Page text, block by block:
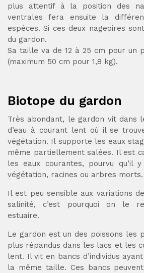
plus attentif à la position des
ventrales fera ensuite la
espèces. Si ces deux nageoires
du gardon.
Sa taille va de 12 à 25 cm pour un
(maximum 50 cm pour 1,8 kg).
Biotope du gardon
Très abondant, le gardon vit dans
d’eau à courant lent où il se
végétation. Il supporte les eaux
même partiellement salées. Il est
les eaux courantes, pourvu qu’il
végétation, racines ou arbres morts.
Il est peu sensible aux variations
salinité, c’est pourquoi on le
estuaire.
Le gardon est un des poissons les
plus répandus dans les lacs et les
lent. Il vit en bancs d’individus
la même taille. Ces bancs